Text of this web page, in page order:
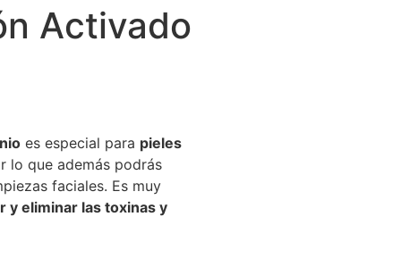
Activado
es especial para pieles
lo que además podrás
faciales. Es muy
y eliminar las toxinas y